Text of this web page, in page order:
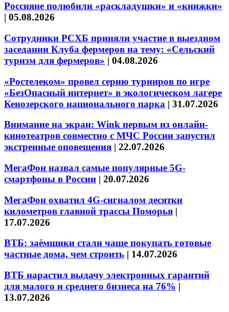
Россияне полюбили «раскладушки» и «книжки»
| 05.08.2026
Сотрудники РСХБ приняли участие в выездном
заседании Клуба фермеров на тему: «Сельский
туризм для фермеров» | 04.08.2026
«Ростелеком» провел серию турниров по игре
«БезОпасный интернет» в экологическом лагере
Кенозерского национального парка | 31.07.2026
Внимание на экран: Wink первым из онлайн-
кинотеатров совместно с МЧС России запустил
экстренные оповещения | 22.07.2026
МегаФон назвал самые популярные 5G-
смартфоны в России | 20.07.2026
МегаФон охватил 4G-сигналом десятки
километров главной трассы Поморья |
17.07.2026
ВТБ: заёмщики стали чаще покупать готовые
частные дома, чем строить | 14.07.2026
ВТБ нарастил выдачу электронных гарантий
для малого и среднего бизнеса на 76% |
13.07.2026